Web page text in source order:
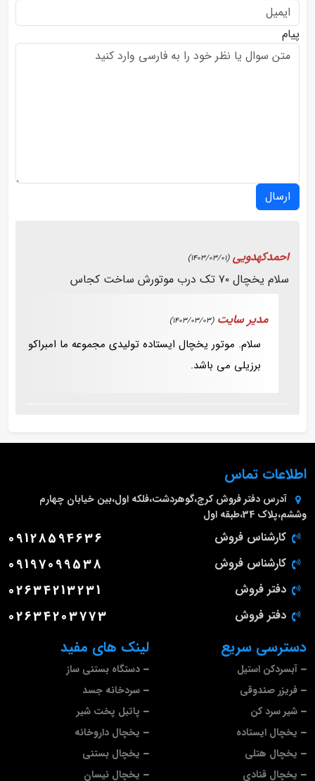
پیام
ارسال
احمدکهدویی (1403/03/01)
سلام یخچال ۷۰ تک درب موتورش ساخت کجاس
مدیر سایت (1403/03/03)
سلام. موتور یخچال ایستاده تولیدی مجموعه ما امبراکو
برزیلی می باشد.
لینک های مفید
دستگاه بستنی ساز
سردخانه جسد
پاتیل پخت شیر
یخچال داروخانه
یخچال بستنی
یخچال نیسان
دسترسی سریع
آبسردکن استیل
فریزر صندوقی
شیر سرد کن
یخچال ایستاده
یخچال هتلی
یخچال قنادی
اطلاعات تماس
آدرس دفتر فروش کرج،گوهردشت،فلکه اول،بین خیابان چهارم
وششم،پلاک 34،طبقه اول
کارشناس فروش 09128594636
کارشناس فروش 09197099538
دفتر فروش 02634213231
دفتر فروش 02634203773